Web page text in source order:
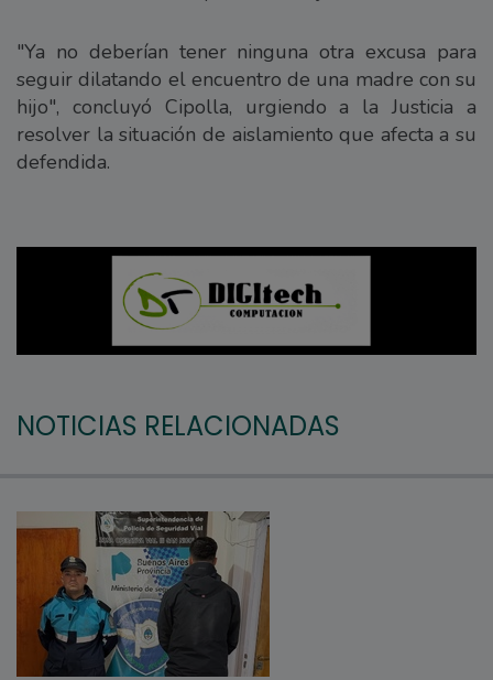
"Ya no deberían tener ninguna otra excusa para
seguir dilatando el encuentro de una madre con su
hijo", concluyó Cipolla, urgiendo a la Justicia a
resolver la situación de aislamiento que afecta a su
defendida.
NOTICIAS RELACIONADAS